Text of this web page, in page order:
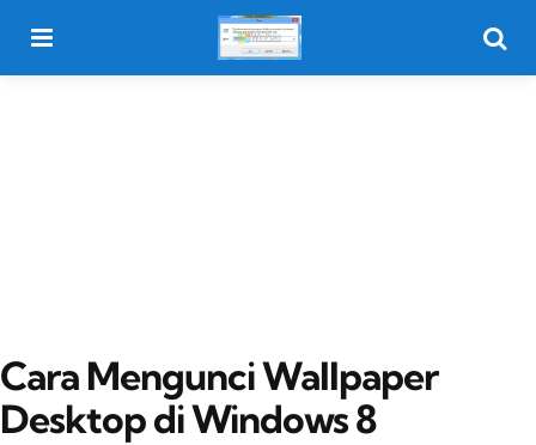
Cara Mengunci Wallpaper
Desktop di Windows 8